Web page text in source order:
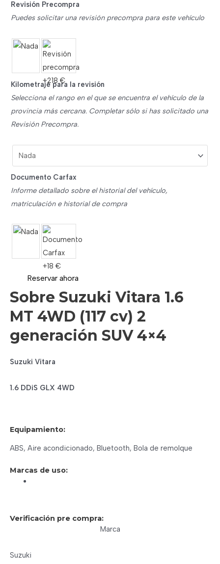
Revisión Precompra
Puedes solicitar una revisión precompra para este vehículo
Kilometraje para la revisión
Selecciona el rango en el que se encuentra el vehículo de la
provincia más cercana. Completar sólo si has solicitado una
Revisión Precompra.
Documento Carfax
Informe detallado sobre el historial del vehículo,
matriculación e historial de compra
Reservar ahora
Sobre Suzuki Vitara 1.6
MT 4WD (117 cv) 2
generación SUV 4×4
Suzuki Vitara
1.6 DDiS GLX 4WD
Equipamiento:
ABS, Aire acondicionado, Bluetooth, Bola de remolque
Marcas de uso:
Verificación pre compra:
Marca
Suzuki